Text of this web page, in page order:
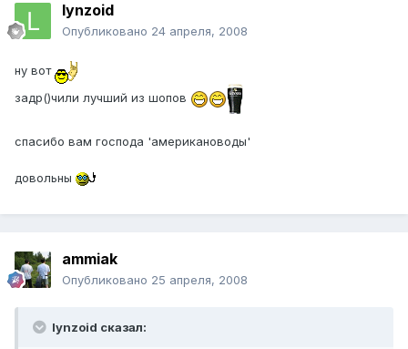
lynzoid
Опубликовано 24 апреля, 2008
ну вот
задр()чили лучший из шопов
спасибо вам господа 'американоводы'
довольны
ammiak
Опубликовано 25 апреля, 2008
lynzoid сказал: